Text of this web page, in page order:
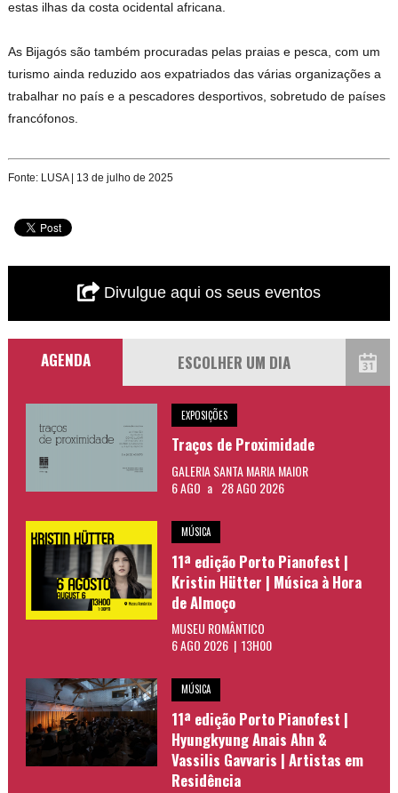
estas ilhas da costa ocidental africana.
As Bijagós são também procuradas pelas praias e pesca, com um
turismo ainda reduzido aos expatriados das várias organizações a
trabalhar no país e a pescadores desportivos, sobretudo de países
francófonos.
Fonte: LUSA | 13 de julho de 2025
Divulgue aqui os seus eventos
AGENDA
EXPOSIÇÕES
Traços de Proximidade
GALERIA SANTA MARIA MAIOR
6 AGO a 28 AGO 2026
MÚSICA
11ª edição Porto Pianofest |
Kristin Hütter | Música à Hora
de Almoço
MUSEU ROMÂNTICO
6 AGO 2026 | 13H00
MÚSICA
11ª edição Porto Pianofest |
Hyungkyung Anais Ahn &
Vassilis Gavvaris | Artistas em
Residência